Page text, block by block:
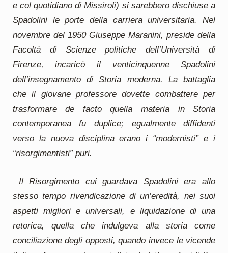
e col quotidiano di Missiroli) si sarebbero dischiuse a
Spadolini le porte della carriera universitaria. Nel
novembre del 1950 Giuseppe Maranini, preside della
Facoltà di Scienze politiche dell’Università di
Firenze, incaricò il venticinquenne Spadolini
dell’insegnamento di Storia moderna. La battaglia
che il giovane professore dovette combattere per
trasformare de facto quella materia in Storia
contemporanea fu duplice; egualmente diffidenti
verso la nuova disciplina erano i “modernisti” e i
“risorgimentisti” puri.
Il Risorgimento cui guardava Spadolini era allo
stesso tempo rivendicazione di un’eredità, nei suoi
aspetti migliori e universali, e liquidazione di una
retorica, quella che indulgeva alla storia come
conciliazione degli opposti, quando invece le vicende